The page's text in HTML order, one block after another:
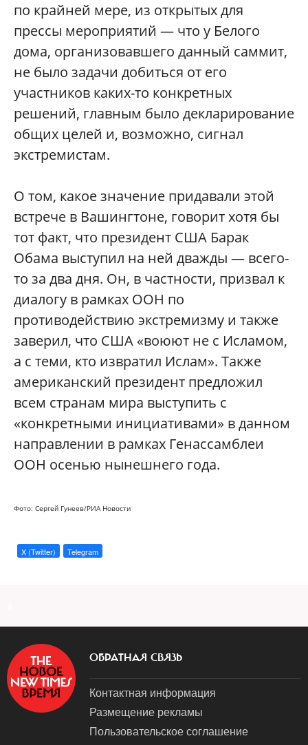
по крайней мере, из открытых для
прессы мероприятий — что у Белого
дома, организовавшего данный саммит,
не было задачи добиться от его
участников каких-то конкретных
решений, главным было декларирование
общих целей и, возможно, сигнал
экстремистам.
О том, какое значение придавали этой
встрече в Вашингтоне, говорит хотя бы
тот факт, что президент США Барак
Обама выступил на ней дважды — всего-
то за два дня. Он, в частности, призвал к
диалогу в рамках ООН по
противодействию экстремизму и также
заверил, что США «воюют не с Исламом,
а с теми, кто извратил Ислам». Также
американский президент предложил
всем странам мира выступить с
«конкретными инициативами» в данном
направлении в рамках Генассамблеи
ООН осенью нынешнего года.
Фото: Сергей Гунеев/РИА Новости
X (Twitter) Telegram
ОБРАТНАЯ СВЯЗЬ
Контактная информация
Размещение рекламы
Пользовательское соглашение